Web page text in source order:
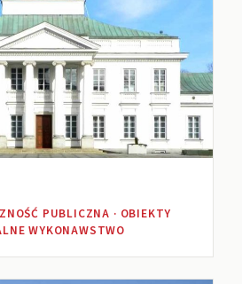
PUBLICZNA · OBIEKTY
WYKONAWSTWO